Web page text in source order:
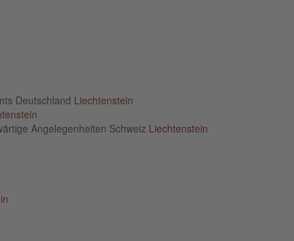
Deutschland Liechtenstein
Angelegenheiten Schweiz Liechtenstein